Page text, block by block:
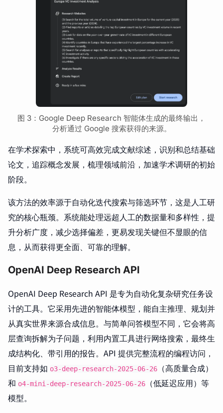
图 3：Google Deep Research 智能体生成的最终输出，
分析通过 Google 搜索获得的来源。
在学术探索中，系统可高效完成文献综述，识别和总结基础
论文，追踪概念发展，梳理领域前沿，加速学术调研的初始
阶段。
该方法的效率源于自动化迭代搜索与筛选环节，这是人工研
究的核心瓶颈。系统能处理远超人工的数据量和多样性，提
升分析广度，减少选择偏差，更易发现关键但不显眼的信
息，从而获得更全面、可靠的理解。
OpenAI Deep Research API
OpenAI Deep Research API 是专为自动化复杂研究任务设
计的工具。它采用先进的智能体模型，能自主推理、规划并
从真实世界来源合成信息。与简单问答模型不同，它会将高
层查询拆解为子问题，利用内置工具进行网络搜索，最终生
成结构化、带引用的报告。API 提供完整流程的编程访问，
目前支持如 o3-deep-research-2025-06-26
（高质量合成）
和 o4-mini-deep-research-2025-06-26
（低延迟应用）等
模型。